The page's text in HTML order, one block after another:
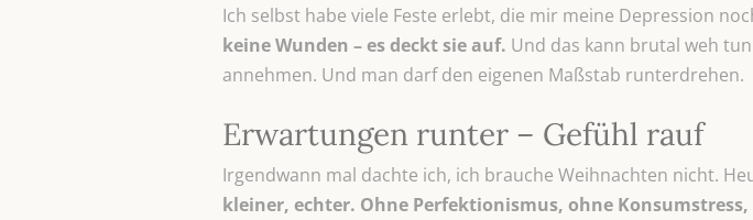
Ich selbst habe viele Feste erlebt, die mir meine Depression
keine Wunden – es deckt sie auf. Und das kann brutal weh
annehmen. Und man darf den eigenen Maßstab runterdrehen.
Erwartungen runter – Gefühl rauf
Irgendwann mal dachte ich, ich brauche Weihnachten nicht.
kleiner, echter. Ohne Perfektionismus, ohne